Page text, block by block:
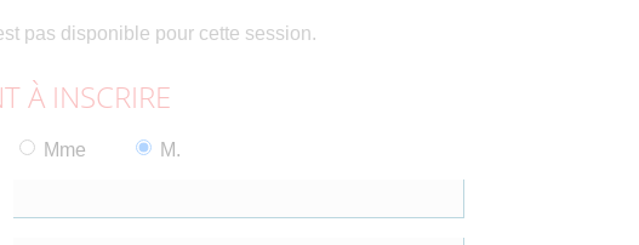
pas disponible pour cette session.
À INSCRIRE
Mme M.